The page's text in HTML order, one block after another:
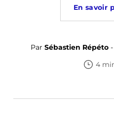
En savoir
Par Sébastien Répéto-
4